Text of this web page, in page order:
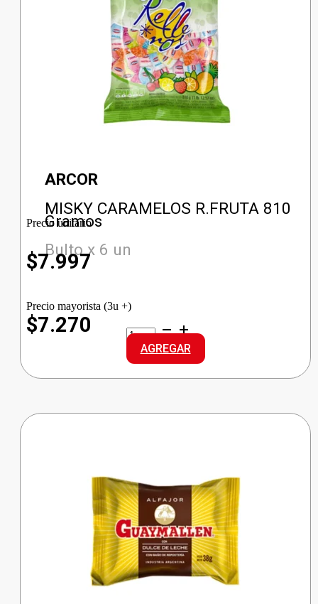
ARCOR
MISKY CARAMELOS R.FRUTA 810
Gramos
Bulto x 6 un
Precio unitario
$7.997
Precio mayorista (3u +)
$7.270
MISKY
CARAMELOS
R.FRUTA
cantidad
AGREGAR